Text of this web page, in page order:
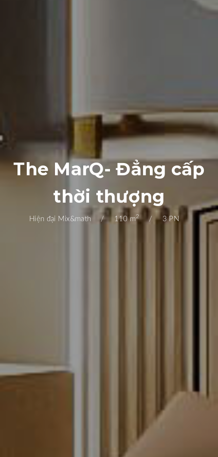
The MarQ- Đẳng cấp
thời thượng
Hiện đại Mix&math 110 m2 3 PN